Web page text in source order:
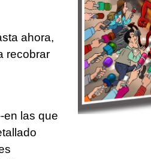
ahora,
recobrar
en las que